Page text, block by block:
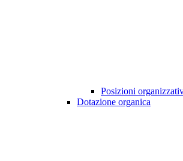
Posizioni
Dotazione organica